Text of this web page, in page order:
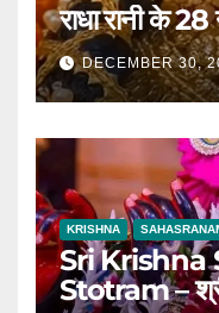
राधा रानी के 28
DECEMBER 30,
KRISHNA
Sri Krishna
Stotram –